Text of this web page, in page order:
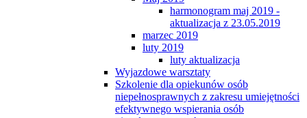
harmonogram maj 2019 -
aktualizacja z 23.05.2019
marzec 2019
luty 2019
luty aktualizacja
Wyjazdowe warsztaty
Szkolenie dla opiekunów osób
niepełnosprawnych z zakresu umiejętności
efektywnego wspierania osób